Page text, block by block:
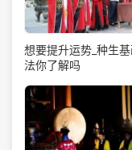
想要提升运势_种生
法你了解吗